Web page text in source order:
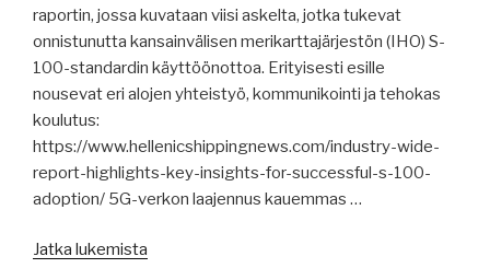
raportin, jossa kuvataan viisi askelta, jotka tukevat
onnistunutta kansainvälisen merikarttajärjestön (IHO) S-
100-standardin käyttöönottoa. Erityisesti esille
nousevat eri alojen yhteistyö, kommunikointi ja tehokas
koulutus:
https://www.hellenicshippingnews.com/industry-wide-
report-highlights-key-insights-for-successful-s-100-
adoption/ 5G-verkon laajennus kauemmas …
Jatka lukemista